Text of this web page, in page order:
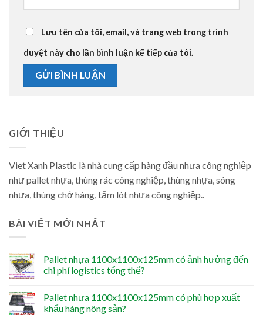
Lưu tên của tôi, email, và trang web trong trình
duyệt này cho lần bình luận kế tiếp của tôi.
GIỚI THIỆU
Viet Xanh Plastic là nhà cung cấp hàng đầu nhựa công nghiệp
như pallet nhựa, thùng rác công nghiệp, thùng nhựa, sóng
nhựa, thùng chở hàng, tấm lót nhựa công nghiệp..
BÀI VIẾT MỚI NHẤT
Pallet nhựa 1100x1100x125mm có ảnh hưởng đến
chi phí logistics tổng thể?
Pallet nhựa 1100x1100x125mm có phù hợp xuất
khẩu hàng nông sản?